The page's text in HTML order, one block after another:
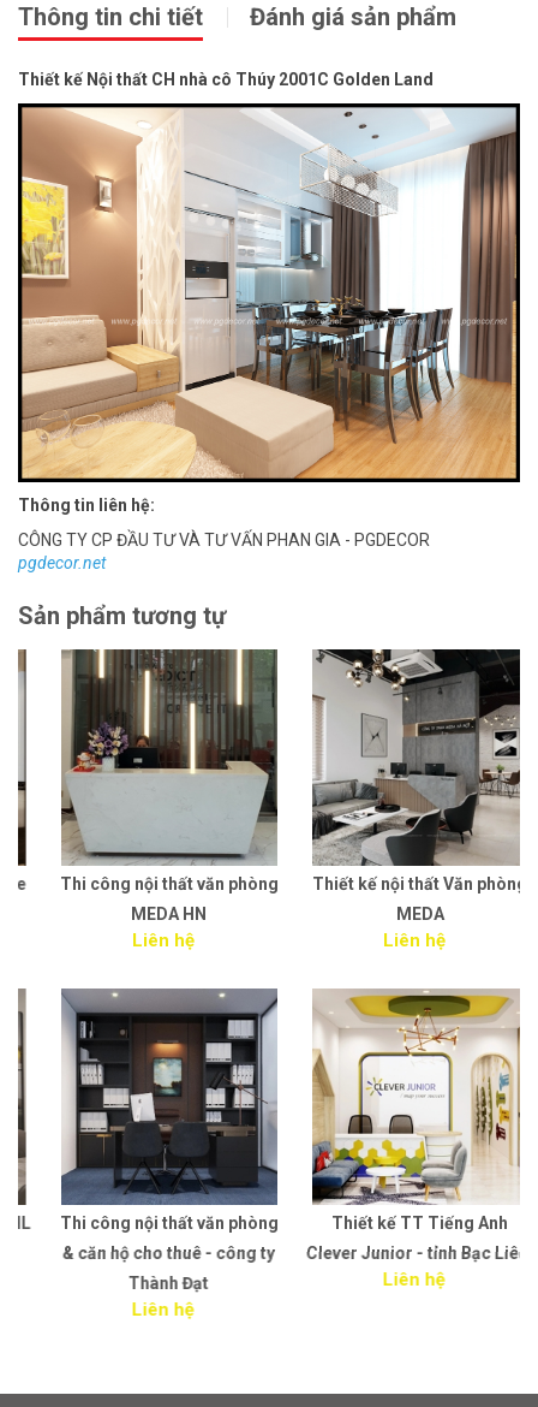
Thông tin chi tiết Đánh giá sản phẩm
Thiết kế Nội thất CH nhà cô Thúy 2001C Golden Land
Thông tin liên hệ:
CÔNG TY CP ĐẦU TƯ VÀ TƯ VẤN PHAN GIA - PGDECOR
pgdecor.net
Sản phẩm tương tự
Thi công nội thất văn phòng
MEDA HN
Liên hệ
Thi công nội thất văn phòng
& căn hộ cho thuê - công ty
Thành Đạt
Liên hệ
Thiết kế nội thất Văn phòng
MEDA
Liên hệ
Thiết kế TT Tiếng Anh
Clever Junior - tỉnh Bạc Liêu.
Liên hệ